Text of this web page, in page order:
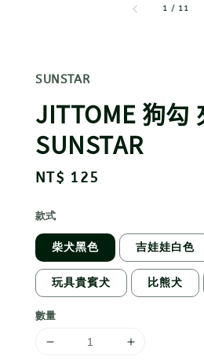
1 / 11
SUNSTAR
JITTOME 狗勾
SUNSTAR
Regular
NT$ 125
款式
柴犬黑色 吉娃娃白色
玩具貴賓犬 比熊犬
數量